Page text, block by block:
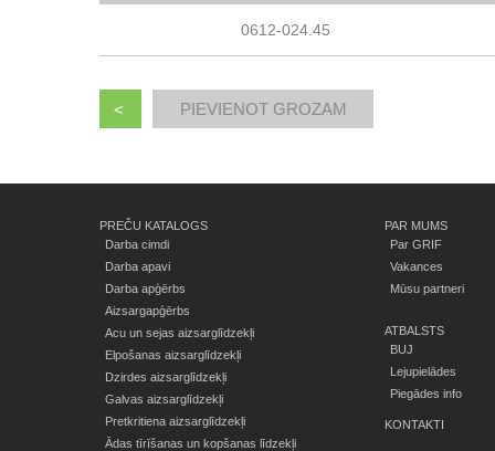
0612-024.45
<
PREČU KATALOGS
Darba cimdi
Darba apavi
Darba apģērbs
Aizsargapģērbs
Acu un sejas aizsarglīdzekļi
Elpošanas aizsarglīdzekļi
Dzirdes aizsarglīdzekļi
Galvas aizsarglīdzekļi
Pretkritiena aizsarglīdzekļi
Ādas tīrīšanas un kopšanas līdzekļi
PAR MUMS
Par GRIF
Vakances
Mūsu partneri
ATBALSTS
BUJ
Lejupielādes
Piegādes info
KONTAKTI